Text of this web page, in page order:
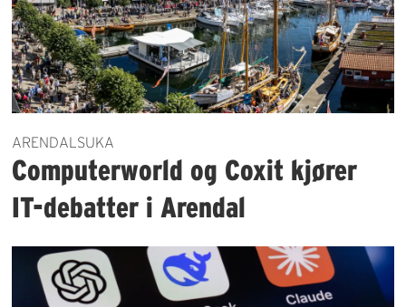
ARENDALSUKA
Computerworld og Coxit kjører
IT-debatter i Arendal